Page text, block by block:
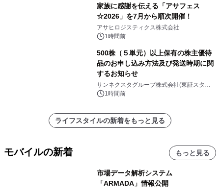
家族に感謝を伝える「アサフェス
☆2026」を7月から順次開催！
アサヒロジスティクス株式会社
1時間前
500株（５単元）以上保有の株主優待
品のお申し込み方法及び発送時期に関
するお知らせ
サンネクスタグループ株式会社(東証スタン
ダード上場 コード8945）
1時間前
ライフスタイルの新着をもっと見る
モバイルの新着 もっと見る
市場データ解析システム
「ARMADA」情報公開